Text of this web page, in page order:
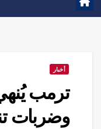
أخبار
ترمب
وضربات